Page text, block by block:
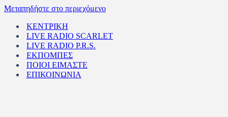
Μεταπηδήστε στο περιεχόμενο
ΚΕΝΤΡΙΚΗ
LIVE RADIO SCARLET
LIVE RADIO P.R.S.
ΕΚΠΟΜΠΕΣ
ΠΟΙΟΙ ΕΙΜΑΣΤΕ
ΕΠΙΚΟΙΝΩΝΙΑ